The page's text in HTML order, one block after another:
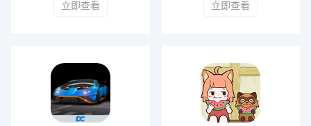
立即查看 立即查看